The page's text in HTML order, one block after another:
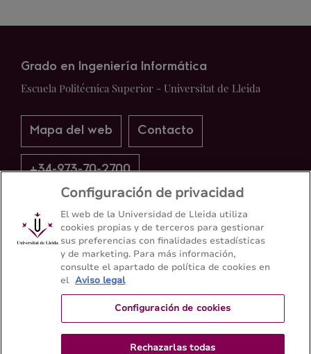
Grado en Ingeniería Informática
Escuela Politécnica Superior - Universitat de Lleida
Mapa del web Contacto
+34-973-70-2700
Configuración de privacidad
El web de la Universidad de Lleida utiliza
cookies propias y de terceros para gestionar
sus preferencias con finalidades estadísticas
y de marketing. Para más información,
consulte el apartado de política de cookies en
el Aviso legal
Configuración de cookies
Rechazarlas todas